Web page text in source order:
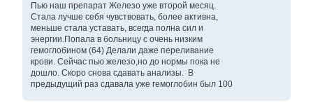
Пью наш препарат Железо уже второй месяц.
Стала лучше себя чувствовать, более активна,
меньше стала уставать, всегда полна сил и
энергии.Попала в больницу с очень низким
гемоглобином (64) Делали даже переливание
крови. Сейчас пью железо,но до нормы пока не
дошло. Скоро снова сдавать анализы. В
предыдущий раз сдавала уже гемоглобин был 100